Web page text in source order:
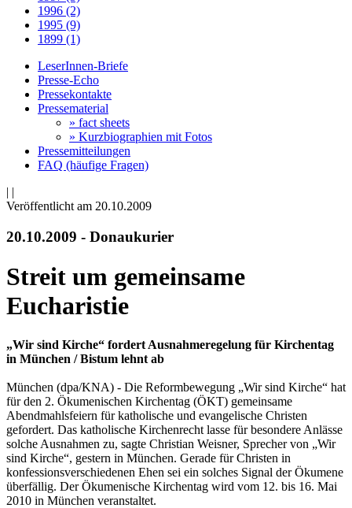
1996 (2)
1995 (9)
1899 (1)
LeserInnen-Briefe
Presse-Echo
Pressekontakte
Pressematerial
» fact sheets
» Kurzbiographien mit Fotos
Pressemitteilungen
FAQ (häufige Fragen)
| |
Veröffentlicht am 20­.10.2009
20.10.2009 - Donaukurier
Streit um gemeinsame
Eucharistie
„Wir sind Kirche“ fordert Ausnahmeregelung für Kirchentag
in München / Bistum lehnt ab
München (dpa/KNA) - Die Reformbewegung „Wir sind Kirche“ hat
für den 2. Ökumenischen Kirchentag (ÖKT) gemeinsame
Abendmahlsfeiern für katholische und evangelische Christen
gefordert. Das katholische Kirchenrecht lasse für besondere Anlässe
solche Ausnahmen zu, sagte Christian Weisner, Sprecher von „Wir
sind Kirche“, gestern in München. Gerade für Christen in
konfessionsverschiedenen Ehen sei ein solches Signal der Ökumene
überfällig. Der Ökumenische Kirchentag wird vom 12. bis 16. Mai
2010 in München veranstaltet.